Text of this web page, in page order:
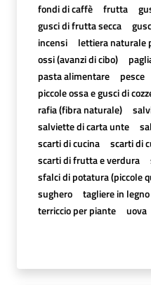
fondi di caffè
frutta
gusci di frutta secca
incensi
lettiera naturale
ossi (avanzi di cibo)
pasta alimentare
pesce
piccole ossa e gusci di
rafia (fibra naturale)
salviette di carta unte
scarti di cucina
scarti di
scarti di frutta e verdura
sfalci di potatura (piccole
sughero
tagliere in legno
terriccio per piante
uova